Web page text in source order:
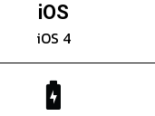
iOS
iOS 4